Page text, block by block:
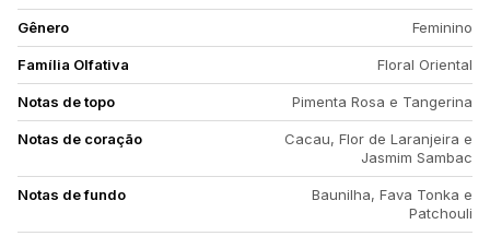
Gênero Feminino
Família Olfativa Floral Oriental
Notas de topo Pimenta Rosa e Tangerina
Notas de coração
Cacau, Flor de Laranjeira e
Jasmim Sambac
Notas de fundo
Baunilha, Fava Tonka e
Patchouli